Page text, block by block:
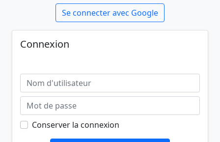
Se connecter avec Google
Connexion
Conserver la connexion